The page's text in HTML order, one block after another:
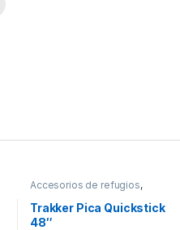
Accesorios de refugios,
Trakker Pica Quickstick
48″